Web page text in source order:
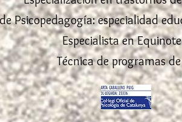
Psicopedagogía: especialidad
Especialista en
Técnica de programas